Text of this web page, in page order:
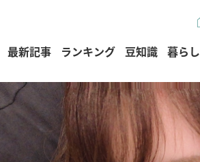
最新記事 ランキング 豆知識 暮らし